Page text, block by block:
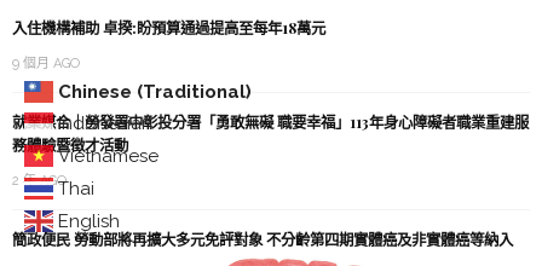
Chinese (Traditional)
Indonesian
Vietnamese
Thai
English
入住機構補助 卓揆:盼預算通過提高至每年18萬元
9 個月 AGO
就業媒合｜勞發署中彰投分署「勇敢無礙 職要幸福」113年身心障礙者職業重建服
務體驗暨徵才活動
2 年 AGO
簡政便民 勞動部將再擴大多元免評對象 不分齡第四期實體癌及非實體癌等納入